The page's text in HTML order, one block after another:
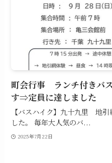
町会行事 ランチ付きバ
す⇒定員に達しました
【バスハイク】九十九里
した。 毎年大人気のバ...
2025年7月22日